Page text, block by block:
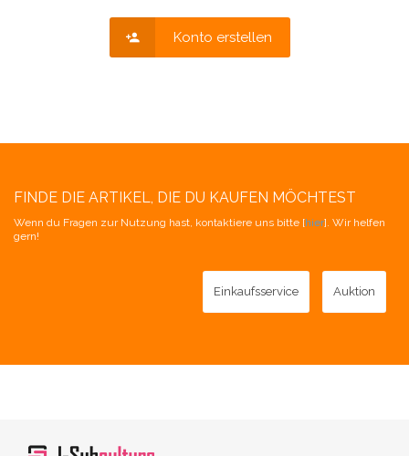
Konto erstellen
FINDE DIE ARTIKEL, DIE DU KAUFEN MÖCHTEST
Wenn du Fragen zur Nutzung hast, kontaktiere uns bitte [hier]. Wir helfen
gern!
Einkaufsservice Auktion